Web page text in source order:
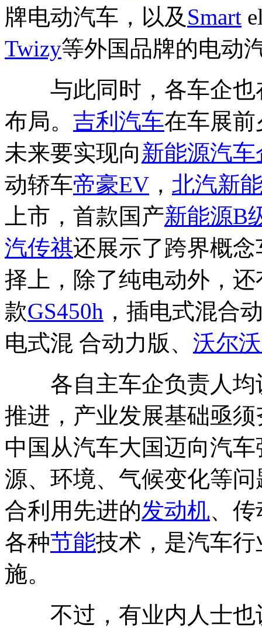
牌电动汽车，以及 Smart
Twizy等外国品牌的电动
与此同时，各车企也
布局。 吉利汽车在车展前
未来要实现向新能源汽车
动轿车帝豪EV ， 北汽新
上市，首款国产新能源B
汽传祺还展示了跨界概
择上，除了纯电动外，
款GS450h ，插电式混合
电式混 合动力版、 沃尔
各自主车企负责人均
推进，产业发展基础亟
中国从汽车大国迈向汽
源、环境、气候变化等
合利用先进的发动机、
各种节能技术，是汽车行
施。
不过，有业内人士也